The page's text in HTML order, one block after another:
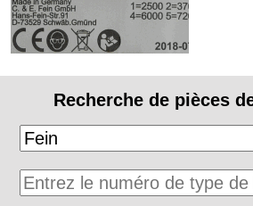
Recherche de pièces